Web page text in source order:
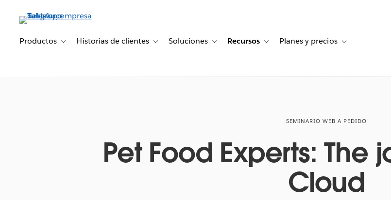
principalProductos Toggle sub-navigation for Productos
Historias de clientes Toggle sub-navigation for Historias de clientes
Soluciones Toggle sub-navigation for Soluciones
Recursos Toggle sub-navigation for Recursos
Planes y precios Toggle sub-
SEMINARIO WEB A PEDIDO
Pet Food Experts: The
Cloud